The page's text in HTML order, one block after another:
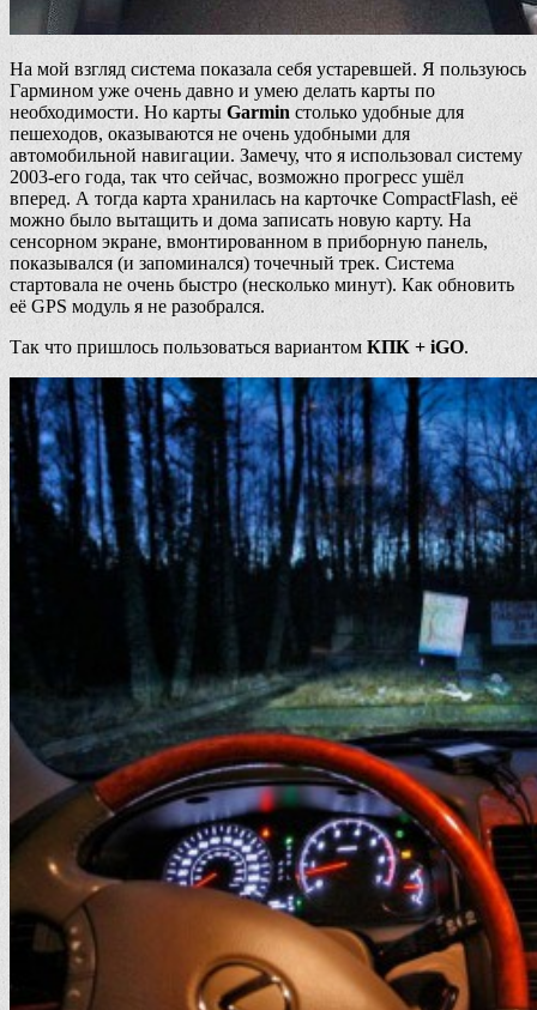
На мой взгляд система показала себя устаревшей. Я пользуюсь
Гармином уже очень давно и умею делать карты по
необходимости. Но карты Garmin столько удобные для
пешеходов, оказываются не очень удобными для
автомобильной навигации. Замечу, что я использовал систему
2003-его года, так что сейчас, возможно прогресс ушёл
вперед. А тогда карта хранилась на карточке CompactFlash, её
можно было вытащить и дома записать новую карту. На
сенсорном экране, вмонтированном в приборную панель,
показывался (и запоминался) точечный трек. Система
стартовала не очень быстро (несколько минут). Как обновить
её GPS модуль я не разобрался.
Так что пришлось пользоваться вариантом КПК + iGO.